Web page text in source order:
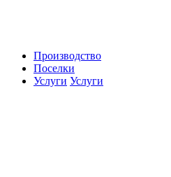
Производство
Поселки
Услуги Услуги